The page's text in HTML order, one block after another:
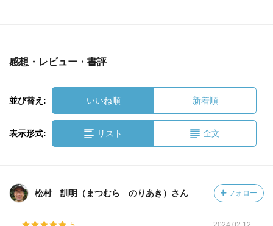
感想・レビュー・書評
並び替え: いいね順 新着順
表示形式: リスト 全文
松村 訓明（まつむら のりあき）さん フォロー